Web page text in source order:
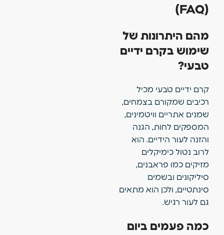
(FAQ)
מהם היתרונות של
שימוש בקרם ידיים
טבעי?
קרם ידיים טבעי מכיל
רכיבים שמקורם בצמחים,
שמנים אתריים וויטמינים,
המספקים לחות, הגנה
והזנה לעור הידיים. הוא
לרוב נטול כימיקלים
מזיקים כמו פראבנים,
סיליקונים ובשמים
סינתטיים, ולכן הוא מתאים
גם לעור רגיש.
כמה פעמים ביום